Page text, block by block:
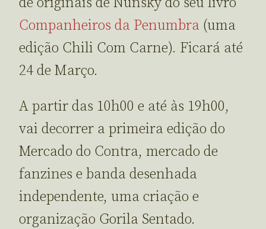
Companheiros da Penumbra (uma
edição Chili Com Carne). Ficará até
24 de Março.
A partir das 10h00 e até às 19h00,
vai decorrer a primeira edição do
Mercado do Contra, mercado de
fanzines e banda desenhada
independente, uma criação e
organização Gorila Sentado.